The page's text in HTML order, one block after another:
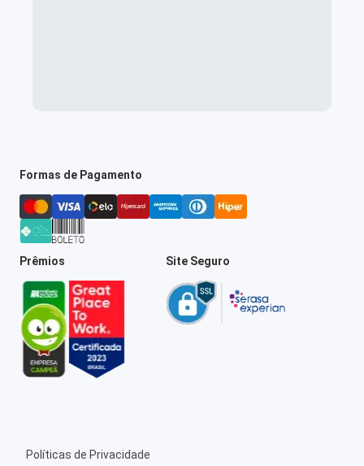
Formas de Pagamento
Prêmios Site Seguro
Políticas de Privacidade